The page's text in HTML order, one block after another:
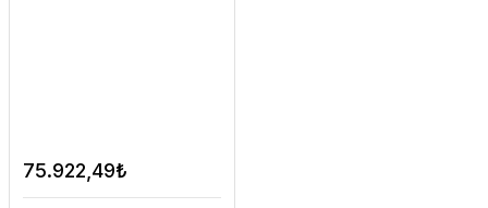
75.922,49₺